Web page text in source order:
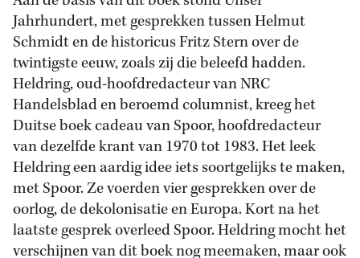
Jahrhundert, met gesprekken tussen Helmut
Schmidt en de historicus Fritz Stern over de
twintigste eeuw, zoals zij die beleefd hadden.
Heldring, oud-hoofdredacteur van NRC
Handelsblad en beroemd columnist, kreeg het
Duitse boek cadeau van Spoor, hoofdredacteur
van dezelfde krant van 1970 tot 1983. Het leek
Heldring een aardig idee iets soortgelijks te maken,
met Spoor. Ze voerden vier gesprekken over de
oorlog, de dekolonisatie en Europa. Kort na het
laatste gesprek overleed Spoor. Heldring mocht het
verschijnen van dit boek nog meemaken, maar ook